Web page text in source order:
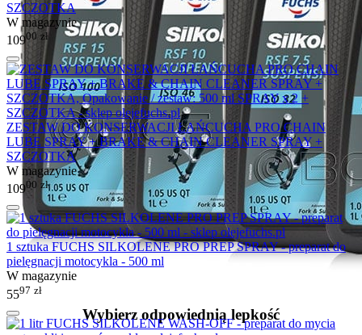
Wybierz odpowiednią lepkość
SZCZOTKA
W magazynie
10900 zł
ZESTAW DO KONSERWACJI ŁAŃCUCHA PRO CHAIN
LUBE SPRAY + BRAKE & CHAIN CLEANER SPRAY +
SZCZOTKA
W magazynie
10900 zł
1 sztuka FUCHS SILKOLENE PRO PREP SPRAY - preparat do
pielęgnacji motocykla - 500 ml
W magazynie
5597 zł